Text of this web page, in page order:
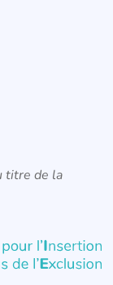
titre de la